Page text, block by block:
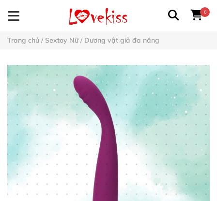
0
Trang chủ / Sextoy Nữ/ Dương vật giả đa năng